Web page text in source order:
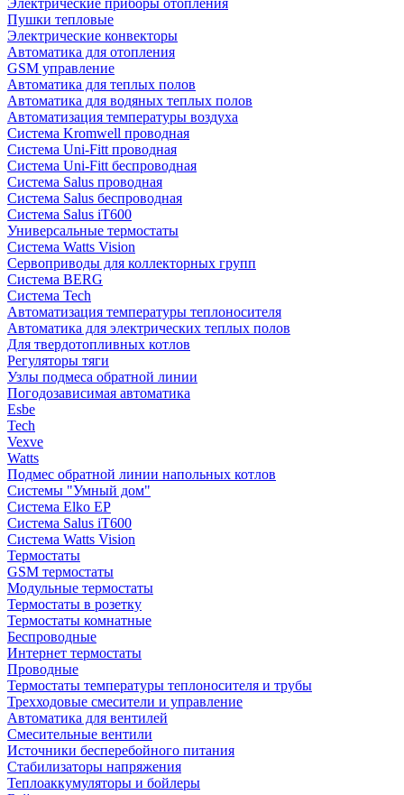
Пушки тепловые
Электрические конвекторы
Автоматика для отопления
GSM управление
Автоматика для теплых полов
Автоматика для водяных теплых полов
Автоматизация температуры воздуха
Система Kromwell проводная
Система Uni-Fitt проводная
Система Uni-Fitt беспроводная
Система Salus проводная
Система Salus беспроводная
Система Salus iT600
Универсальные термостаты
Система Watts Vision
Сервоприводы для коллекторных групп
Система BERG
Система Tech
Автоматизация температуры теплоносителя
Автоматика для электрических теплых полов
Для твердотопливных котлов
Регуляторы тяги
Узлы подмеса обратной линии
Погодозависимая автоматика
Esbe
Tech
Vexve
Watts
Подмес обратной линии напольных котлов
Системы "Умный дом"
Система Elko EP
Система Salus iT600
Система Watts Vision
Термостаты
GSM термостаты
Модульные термостаты
Термостаты в розетку
Термостаты комнатные
Беспроводные
Интернет термостаты
Проводные
Термостаты температуры теплоносителя и трубы
Трехходовые смесители и управление
Автоматика для вентилей
Смесительные вентили
Источники бесперебойного питания
Стабилизаторы напряжения
Теплоаккумуляторы и бойлеры